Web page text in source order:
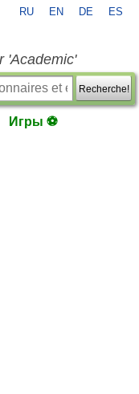
RU EN DE ES
'Academic'
Recherche!
Игры ⚽